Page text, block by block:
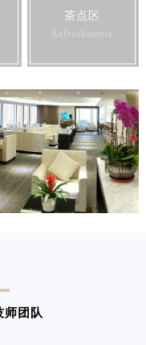
茶点区
Refreshments
师团队